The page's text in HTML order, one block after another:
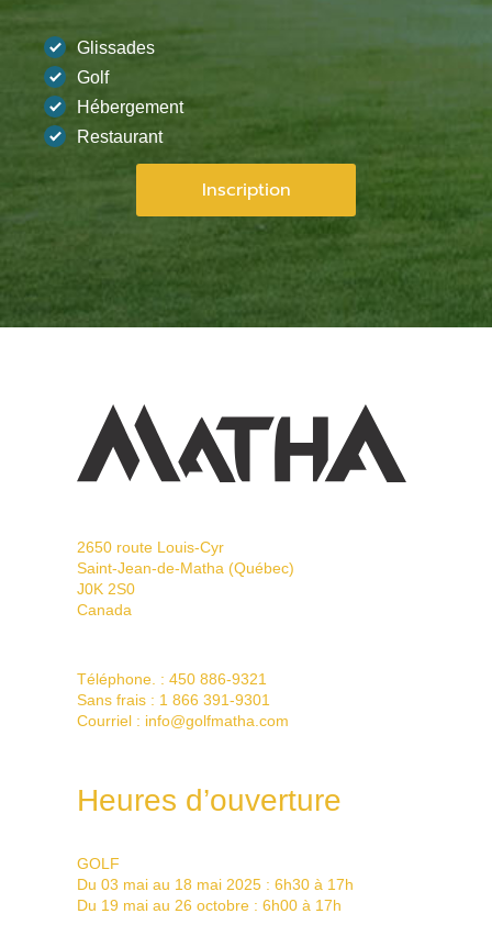
Glissades
Golf
Hébergement
Restaurant
2650 route Louis-Cyr
Saint-Jean-de-Matha (Québec)
J0K 2S0
Canada
Téléphone. : 450 886-9321
Sans frais : 1 866 391-9301
Courriel : info@golfmatha.com
Heures d’ouverture
GOLF
Du 03 mai au 18 mai 2025 : 6h30 à 17h
Du 19 mai au 26 octobre : 6h00 à 17h